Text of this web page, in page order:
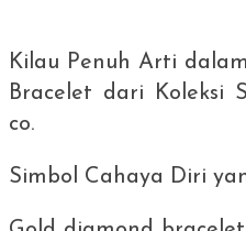
Kilau Penuh Arti
Bracelet dari Koleksi
co.
Simbol Cahaya Diri